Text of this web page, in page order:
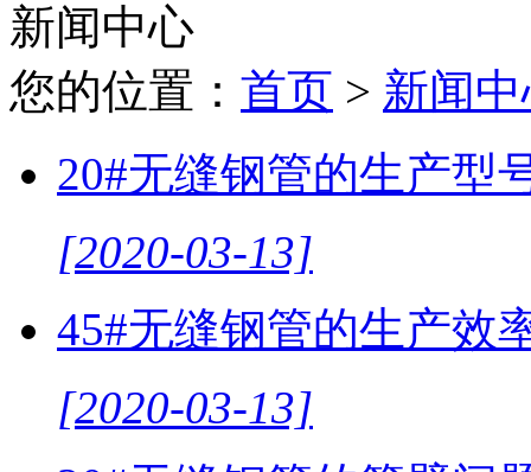
新闻中心
您的位置： 首页 > 新闻
20#无缝钢管的生产型
[2020-03-13]
45#无缝钢管的生产效
[2020-03-13]